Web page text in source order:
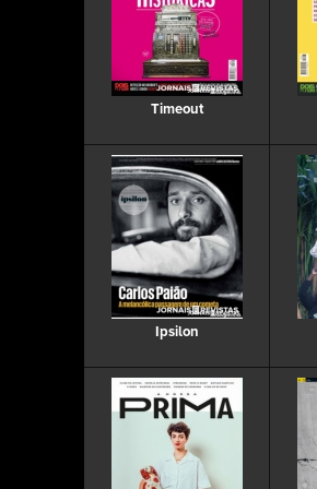
Timeout
Ipsilon